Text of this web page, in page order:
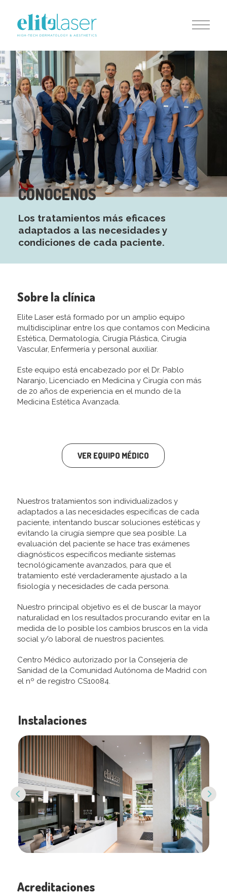
CONÓCENOS
Los tratamientos más eficaces
adaptados a las necesidades y
condiciones de cada paciente.
Sobre la clínica
Elite Laser está formado por un amplio equipo
multidisciplinar entre los que contamos con Medicina
Estética, Dermatología, Cirugía Plástica, Cirugía
Vascular, Enfermería y personal auxiliar.
Este equipo está encabezado por el Dr. Pablo
Naranjo, Licenciado en Medicina y Cirugía con más
de 20 años de experiencia en el mundo de la
Medicina Estética Avanzada.
VER EQUIPO MÉDICO
Nuestros tratamientos son individualizados y
adaptados a las necesidades específicas de cada
paciente, intentando buscar soluciones estéticas y
evitando la cirugía siempre que sea posible. La
evaluación del paciente se hace tras exámenes
diagnósticos específicos mediante sistemas
tecnológicamente avanzados, para que el
tratamiento esté verdaderamente ajustado a la
fisiología y necesidades de cada persona.
Nuestro principal objetivo es el de buscar la mayor
naturalidad en los resultados procurando evitar en la
medida de lo posible los cambios bruscos en la vida
social y/o laboral de nuestros pacientes.
Centro Médico autorizado por la Consejería de
Sanidad de la Comunidad Autónoma de Madrid con
el nº de registro CS10084.
Instalaciones
Previous Next
Acreditaciones